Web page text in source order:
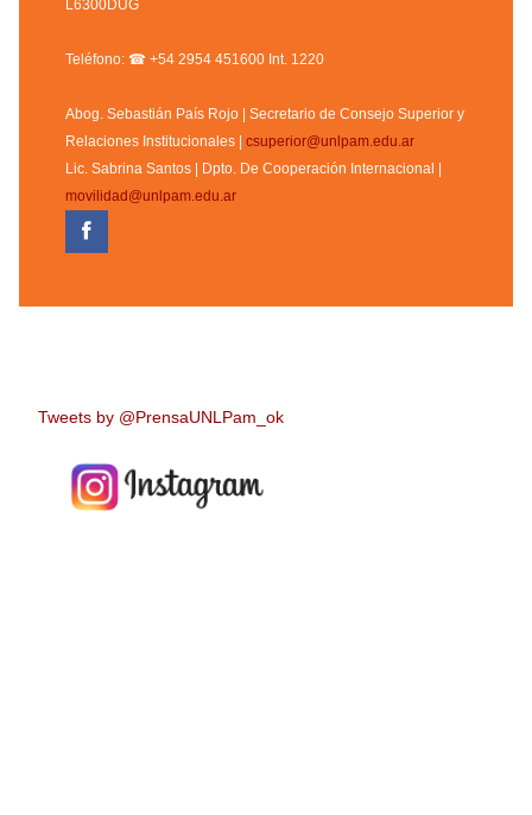
L6300DUG
Teléfono: ☎ +54 2954 451600 Int. 1220
Abog. Sebastián País Rojo | Secretario de Consejo Superior y
Relaciones Institucionales | csuperior@unlpam.edu.ar
Lic. Sabrina Santos | Dpto. De Cooperación Internacional |
movilidad@unlpam.edu.ar
Tweets by @PrensaUNLPam_ok